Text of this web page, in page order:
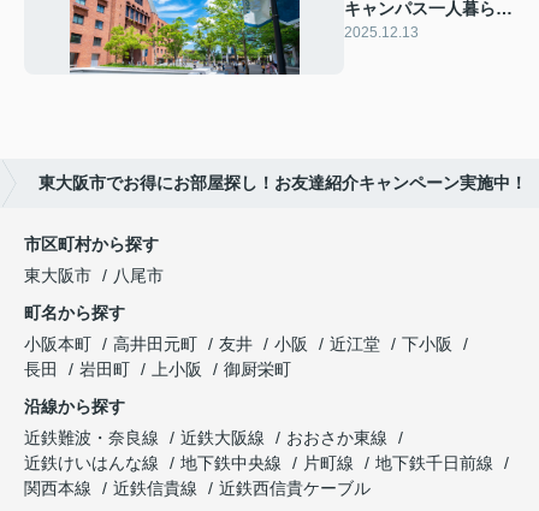
キャンパス一人暮らし
はどう？家賃や生活の
2025.12.13
東大阪市でお得にお部屋探し！お友達紹介キャンペーン実施中！
市区町村から探す
東大阪市
八尾市
町名から探す
小阪本町
高井田元町 友井 小阪 近江堂
下小阪
長田
岩田町 上小阪
御厨栄町
沿線から探す
近鉄難波・奈良線
近鉄大阪線
おおさか東線
近鉄けいはんな線
地下鉄中央線 片町線
地下鉄千日前線
関西本線
近鉄信貴線
近鉄西信貴ケーブル